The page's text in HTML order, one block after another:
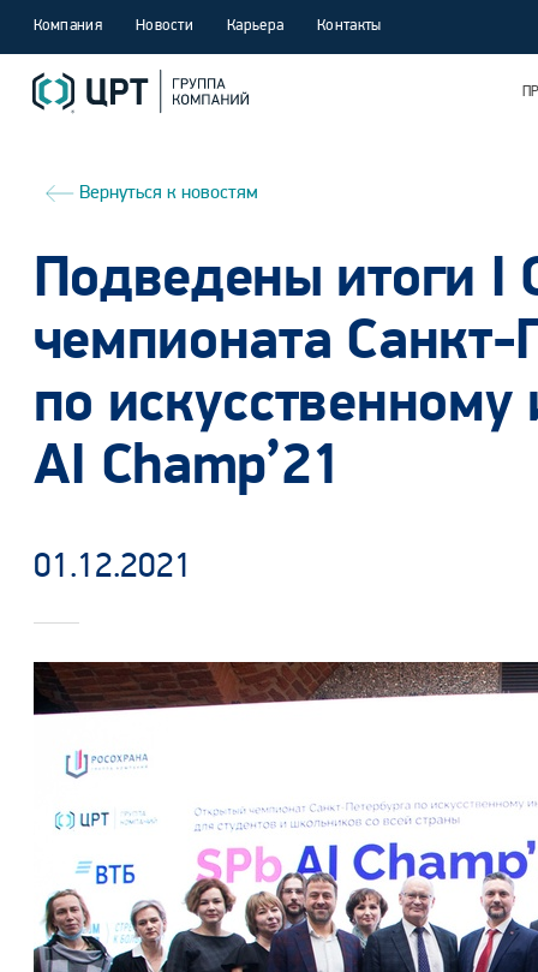
Компания Новости Карьера Контакты
Вернуться к новостям
Подведены итоги I
чемпионата Санкт-
по искусственному
AI Champ’21
01.12.2021